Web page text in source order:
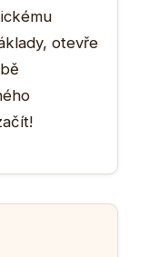
otevře